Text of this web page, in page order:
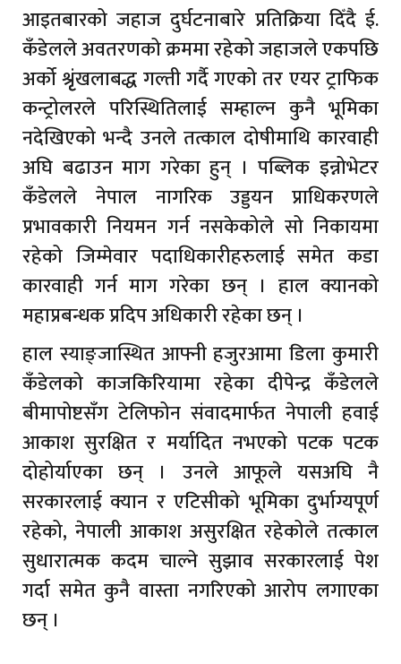
आइतबारको जहाज दुर्घटनाबारे प्रतिक्रिया दिँदै ई.
कँडेलले अवतरणको क्रममा रहेको जहाजले एकपछि
अर्को श्रृृंखलाबद्ध गल्ती गर्दै गएको तर एयर ट्राफिक
कन्ट्रोलरले परिस्थितिलाई सम्हाल्न कुनै भूमिका
नदेखिएको भन्दै उनले तत्काल दोषीमाथि कारवाही
अघि बढाउन माग गरेका हुन् । पब्लिक इन्नोभेटर
कँडेलले नेपाल नागरिक उड्डयन प्राधिकरणले
प्रभावकारी नियमन गर्न नसकेकोले सो निकायमा
रहेको जिम्मेवार पदाधिकारीहरुलाई समेत कडा
कारवाही गर्न माग गरेका छन् । हाल क्यानको
महाप्रबन्धक प्रदिप अधिकारी रहेका छन् ।
हाल स्याङ्जास्थित आफ्नी हजुरआमा डिला कुमारी
कँडेलको काजकिरियामा रहेका दीपेन्द्र कँडेलले
बीमापोष्टसँग टेलिफोन संवादमार्फत नेपाली हवाई
आकाश सुरक्षित र मर्यादित नभएको पटक पटक
दोहोर्याएका छन् । उनले आफूले यसअघि नै
सरकारलाई क्यान र एटिसीको भूमिका दुर्भाग्यपूर्ण
रहेको, नेपाली आकाश असुरक्षित रहेकोले तत्काल
सुधारात्मक कदम चाल्ने सुझाव सरकारलाई पेश
गर्दा समेत कुनै वास्ता नगरिएको आरोप लगाएका
छन् ।